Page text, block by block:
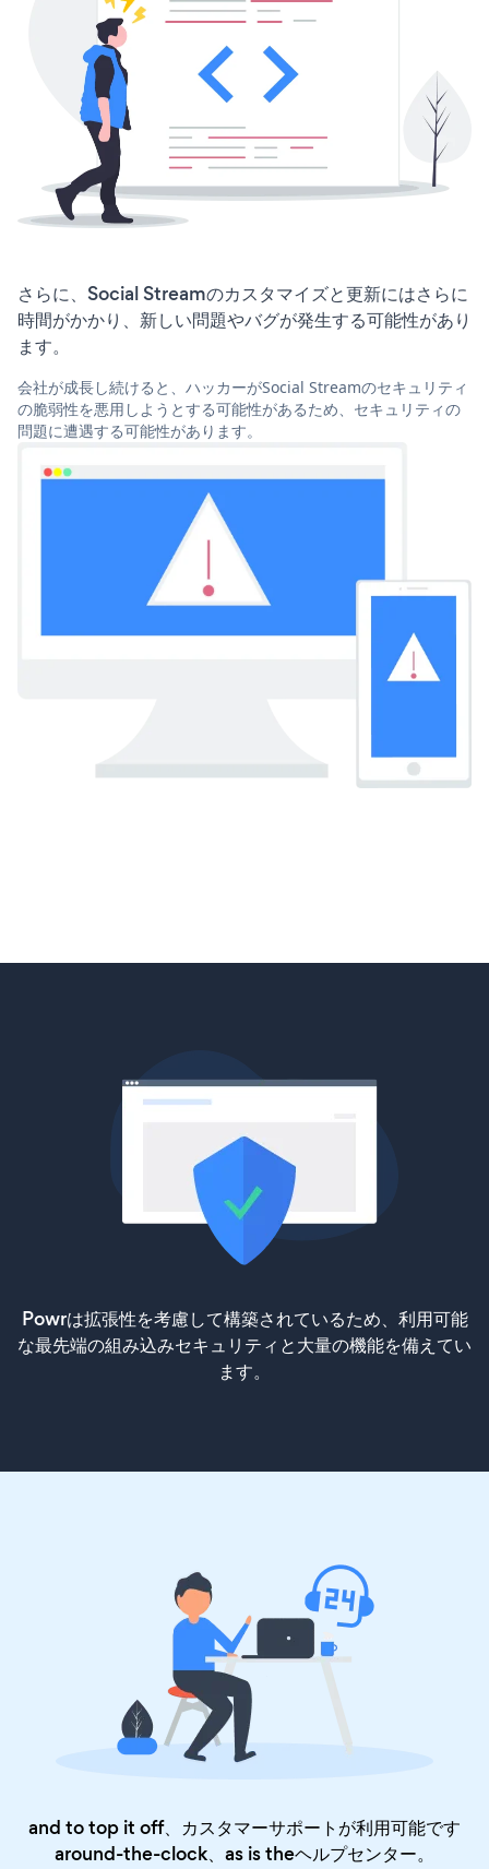
さらに、Social Streamのカスタマイズと更新にはさらに
時間がかかり、新しい問題やバグが発生する可能性があり
ます。
会社が成長し続けると、ハッカーがSocial Streamのセキュリティ
の脆弱性を悪用しようとする可能性があるため、セキュリティの
問題に遭遇する可能性があります。
Powrは拡張性を考慮して構築されているため、利用可能
な最先端の組み込みセキュリティと大量の機能を備えてい
ます。
and to top it off、カスタマーサポートが利用可能です
around-the-clock、as is theヘルプセンター。